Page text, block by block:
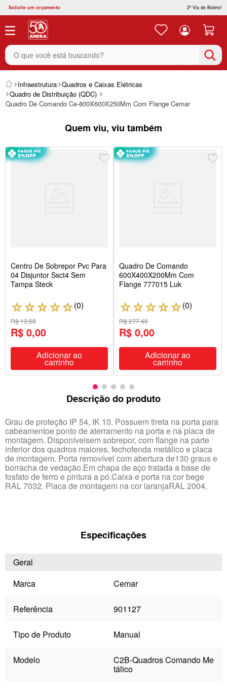
Solicite um orçamento 2ª Via de Boleto!
O que você está buscando?
Infraestrutura Quadros e Caixas Elétricas
Quadro de Distribuição (QDC)
Quadro De Comando Ce-800X600X250Mm Com Flange Cemar
Quem viu, viu também
Centro De Sobrepor Pvc Para
04 Disjuntor Ssct4 Sem
Tampa Steck
☆☆☆☆☆(0)
R$ 13,58
R$ 0,00
Adicionar ao
carrinho
Quadro De Comando
600X400X200Mm Com
Flange 777015 Luk
☆☆☆☆☆(0)
R$ 277,46
R$ 0,00
Adicionar ao
carrinho
Descrição do produto
Grau de proteção IP 54, IK 10. Possuem tireta na porta para
cabeamentoe ponto de aterramento na porta e na placa de
montagem. Disponíveisem sobrepor, com flange na parte
inferior dos quadros maiores, fechofenda metálico e placa
de montagem. Porta removível com abertura de130 graus e
borracha de vedação.Em chapa de aço tratada a base de
fosfato de ferro e pintura a pó.Caixa e porta na cor bege
RAL 7032. Placa de montagem na cor laranjaRAL 2004.
Especificações
Geral
Marca
Cemar
Referência 901127
Tipo de Produto Manual
Modelo C2B-Quadros Comando Me
tálico